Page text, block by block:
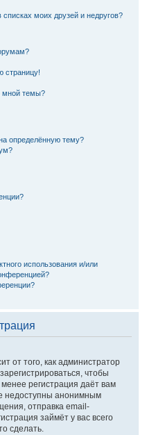
списках моих друзей и недругов?
страницу!
мной темы?
определённую тему?
использования и/или
от того, как администратор
чтобы
регистрация даёт вам
недоступны анонимным
отправка email-
займёт у вас всего
сделать.